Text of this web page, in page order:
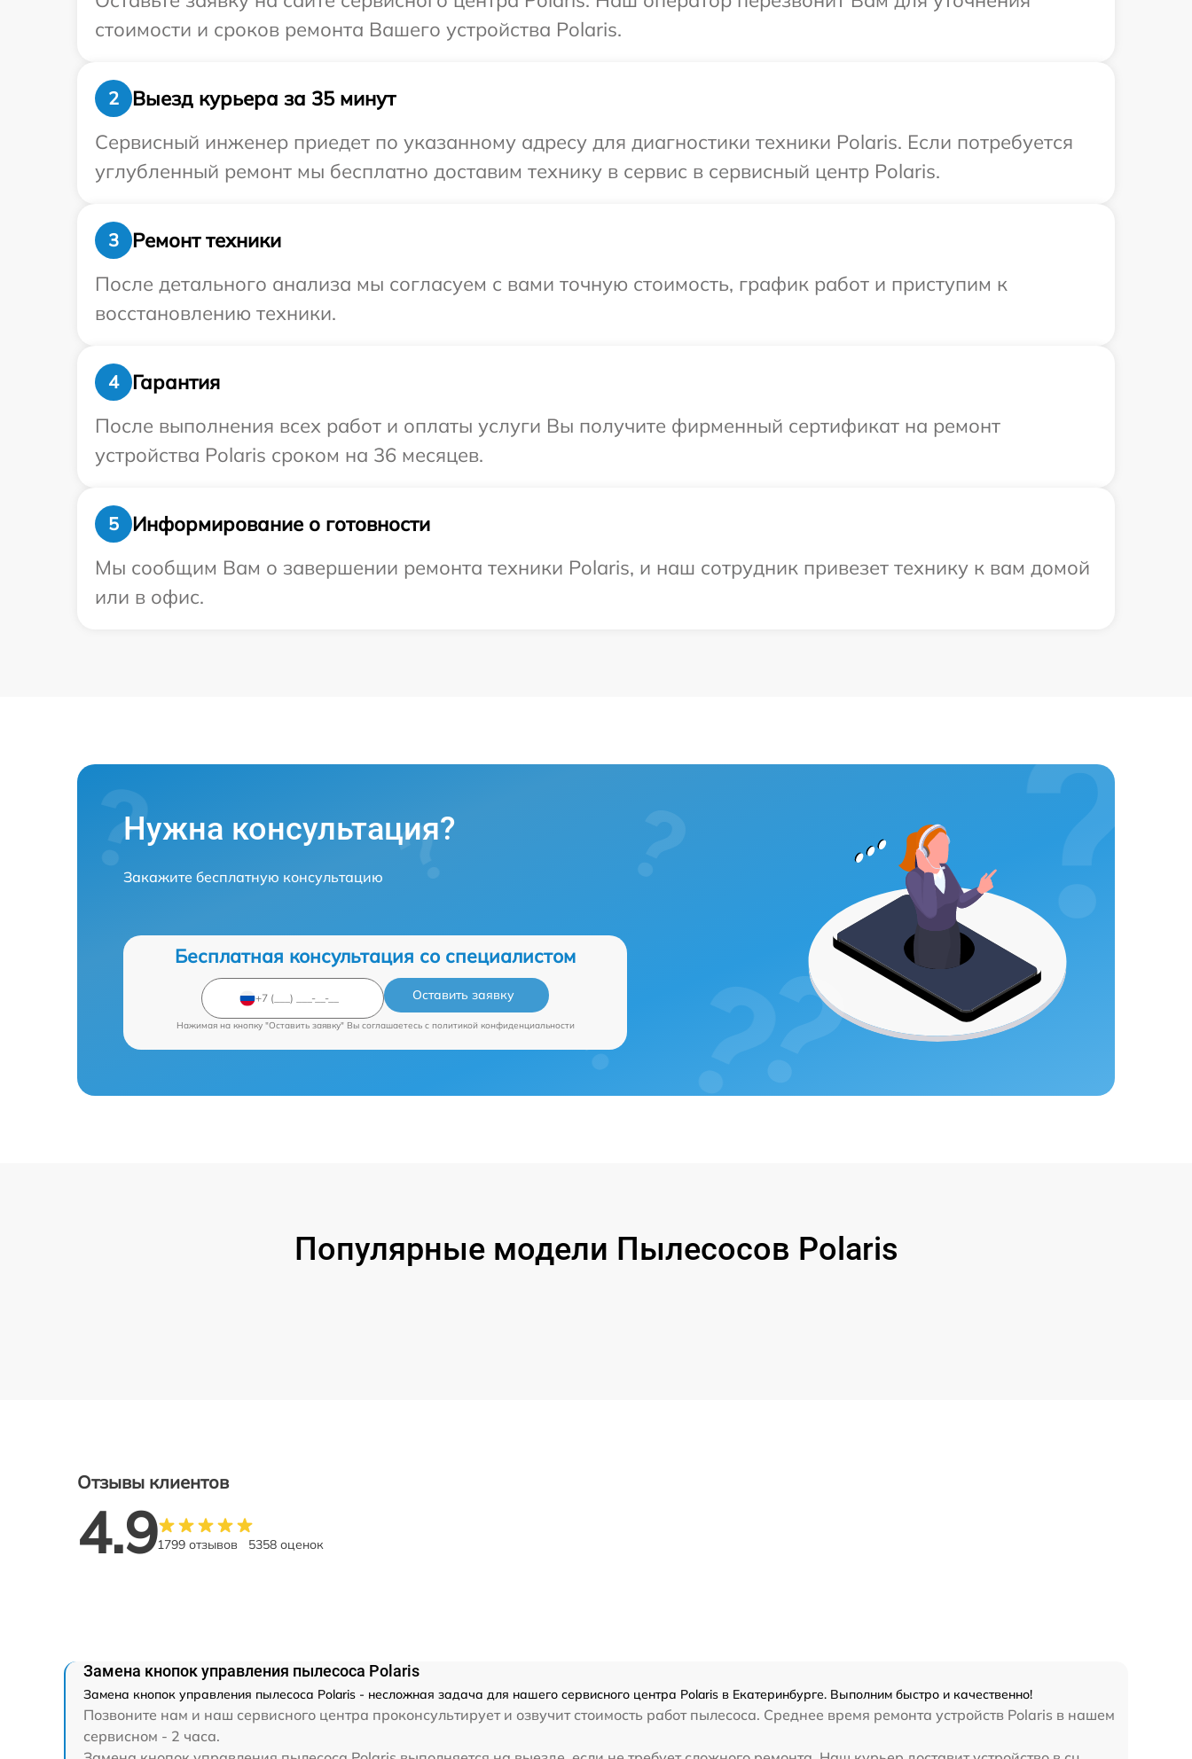
стоимости и сроков ремонта Вашего устройства Polaris.
2
Выезд курьера за 35 минут
Сервисный инженер приедет по указанному адресу для диагностики техники Polaris. Если потребуется
углубленный ремонт мы бесплатно доставим технику в сервис в сервисный центр Polaris.
3
Ремонт техники
После детального анализа мы согласуем с вами точную стоимость, график работ и приступим к
восстановлению техники.
4
Гарантия
После выполнения всех работ и оплаты услуги Вы получите фирменный сертификат на ремонт
устройства Polaris сроком на 36 месяцев.
5
Информирование о готовности
Мы сообщим Вам о завершении ремонта техники Polaris, и наш сотрудник привезет технику к вам домой
или в офис.
Нужна консультация?
Закажите бесплатную консультацию
Бесплатная консультация со специалистом
Оставить заявку
Нажимая на кнопку "Оставить заявку" Вы соглашаетесь c политикой конфиденциальности
Популярные модели Пылесосов Polaris
Отзывы клиентов
4.91799 отзывов 5358 оценок
Замена кнопок управления пылесоса Polaris
Замена кнопок управления пылесоса Polaris - несложная задача для нашего сервисного центра Polaris в Екатеринбурге. Выполним быстро и качественно!
Позвоните нам и наш сервисного центра проконсультирует и озвучит стоимость работ пылесоса. Среднее время ремонта устройств Polaris в нашем
сервисном - 2 часа.